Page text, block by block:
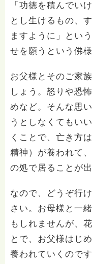
「功徳を積んでい
とし生けるもの、
ますように」とい
せを願うという佛
お父様とそのご家
しょう。怒りや恐
めなど。そんな思
うとしなくてもい
くことで、亡き方
精神）が養われて
の処で居ることが
なので、どうぞ行
さい。お母様と一
もしれませんが、
とで、お父様はじ
養われていくのです